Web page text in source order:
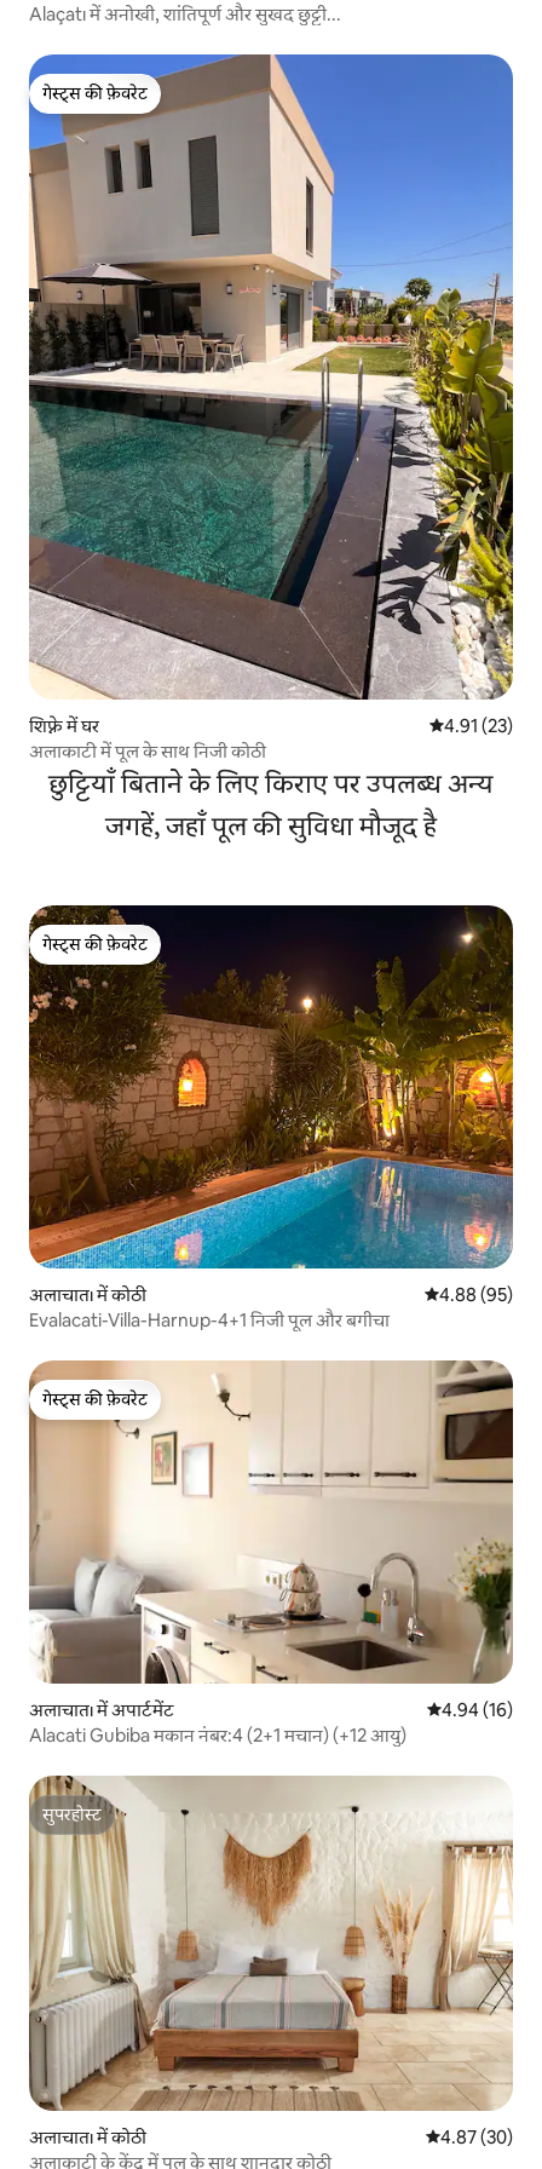
Alaçatı में अनोखी, शांतिपूर्ण और सुखद छुट्टी...
गेस्ट्स की फ़ेवरेट
गेस्ट्स की फ़ेवरेट
शिफ्ने में घर औसत रेटिंग 5 में
4.91 (23)
अलाकाटी में पूल के साथ निजी कोठी
छुट्टियाँ बिताने के लिए किराए पर उपलब्ध अन्य
जगहें, जहाँ पूल की सुविधा मौजूद है
गेस्ट्स की फ़ेवरेट
गेस्ट्स की फ़ेवरेट
अलाचातı में कोठी औसत रेटिंग 5 में
4.88 (95)
Evalacati-Villa-Harnup-4+1 निजी पूल और बगीचा
गेस्ट्स की फ़ेवरेट
गेस्ट्स की फ़ेवरेट
अलाचातı में अपार्टमेंट औसत रेटिंग 5 में
4.94 (16)
Alacati Gubiba मकान नंबर:4 (2+1 मचान) (+12 आयु)
सुपरहोस्ट
सुपरहोस्ट
अलाचातı में कोठी औसत रेटिंग 5 में
4.87 (30)
अलाकाटी के केंद्र में पूल के साथ शानदार कोठी